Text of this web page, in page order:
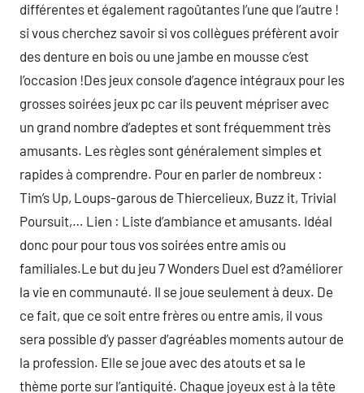
différentes et également ragoûtantes l’une que l’autre !
si vous cherchez savoir si vos collègues préfèrent avoir
des denture en bois ou une jambe en mousse c’est
l’occasion !Des jeux console d’agence intégraux pour les
grosses soirées jeux pc car ils peuvent mépriser avec
un grand nombre d’adeptes et sont fréquemment très
amusants. Les règles sont généralement simples et
rapides à comprendre. Pour en parler de nombreux :
Tim’s Up, Loups-garous de Thiercelieux, Buzz it, Trivial
Poursuit,… Lien : Liste d’ambiance et amusants. Idéal
donc pour pour tous vos soirées entre amis ou
familiales.Le but du jeu 7 Wonders Duel est d?améliorer
la vie en communauté. Il se joue seulement à deux. De
ce fait, que ce soit entre frères ou entre amis, il vous
sera possible d’y passer d’agréables moments autour de
la profession. Elle se joue avec des atouts et sa le
thème porte sur l’antiquité. Chaque joyeux est à la tête